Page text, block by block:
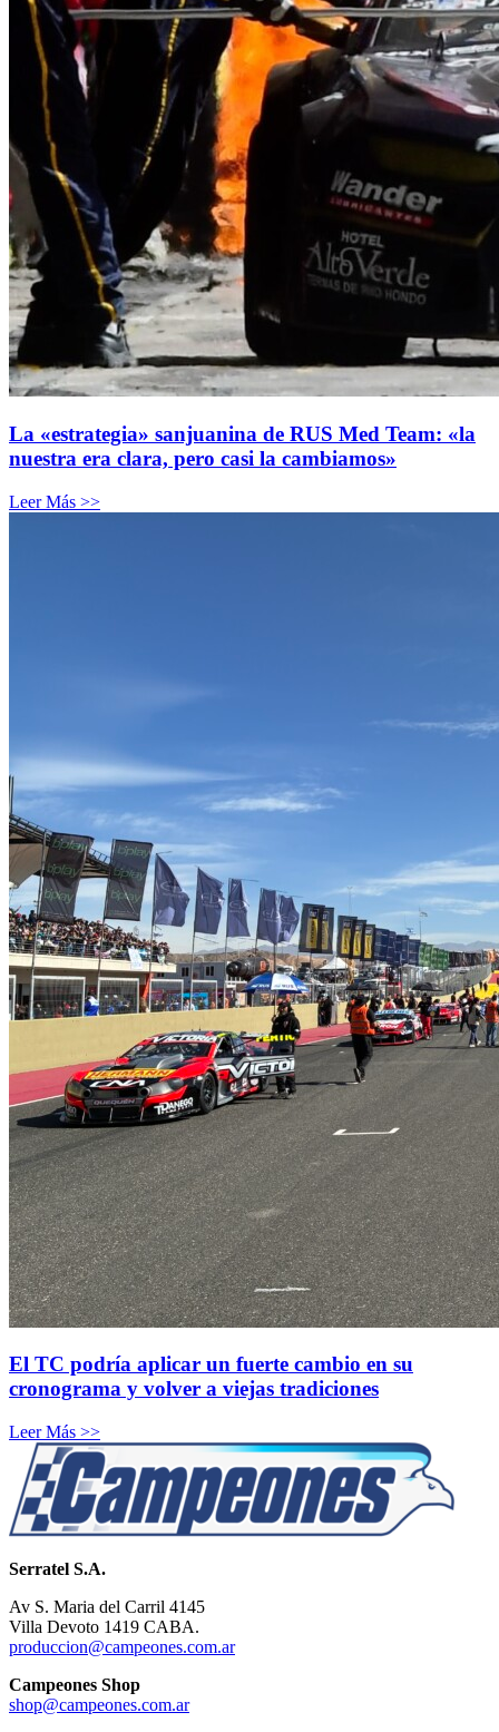
La «estrategia» sanjuanina de RUS Med Team: «la
nuestra era clara, pero casi la cambiamos»
Leer Más >>
El TC podría aplicar un fuerte cambio en su
cronograma y volver a viejas tradiciones
Leer Más >>
Serratel S.A.
Av S. Maria del Carril 4145
Villa Devoto 1419 CABA.
produccion@campeones.com.ar
Campeones Shop
shop@campeones.com.ar